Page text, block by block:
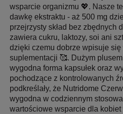
wsparcie organizmu 💖. Nasze
dawkę ekstraktu - aż 500 mg
przejrzysty skład bez zbędnych
zawiera cukru, laktozy, soi ani
dzięki czemu dobrze wpisuje
suplementacji 🥰. Dużym
wygodna forma kapsułek oraz
pochodzące z kontrolowanych
podkreślały, że Nutridome
wygodna w codziennym
wartościowe wsparcie dla